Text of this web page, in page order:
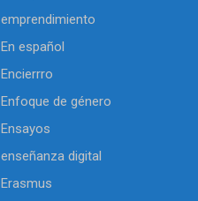
emprendimiento
En español
Encierrro
Enfoque de género
Ensayos
enseñanza digital
Erasmus